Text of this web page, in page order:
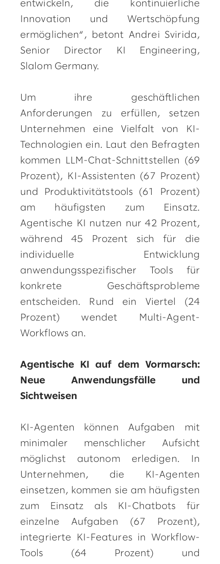
entwickeln, die kontinuierliche
Innovation und Wertschöpfung
ermöglichen“, betont Andrei Svirida,
Senior Director KI Engineering,
Slalom Germany.
Um ihre geschäftlichen
Anforderungen zu erfüllen, setzen
Unternehmen eine Vielfalt von KI-
Technologien ein. Laut den Befragten
kommen LLM-Chat-Schnittstellen (69
Prozent), KI-Assistenten (67 Prozent)
und Produktivitätstools (61 Prozent)
am häufigsten zum Einsatz.
Agentische KI nutzen nur 42 Prozent,
während 45 Prozent sich für die
individuelle Entwicklung
anwendungsspezifischer Tools für
konkrete Geschäftsprobleme
entscheiden. Rund ein Viertel (24
Prozent) wendet Multi-Agent-
Workflows an.
Agentische KI auf dem Vormarsch:
Neue Anwendungsfälle und
Sichtweisen
KI-Agenten können Aufgaben mit
minimaler menschlicher Aufsicht
möglichst autonom erledigen. In
Unternehmen, die KI-Agenten
einsetzen, kommen sie am häufigsten
zum Einsatz als KI-Chatbots für
einzelne Aufgaben (67 Prozent),
integrierte KI-Features in Workflow-
Tools (64 Prozent) und